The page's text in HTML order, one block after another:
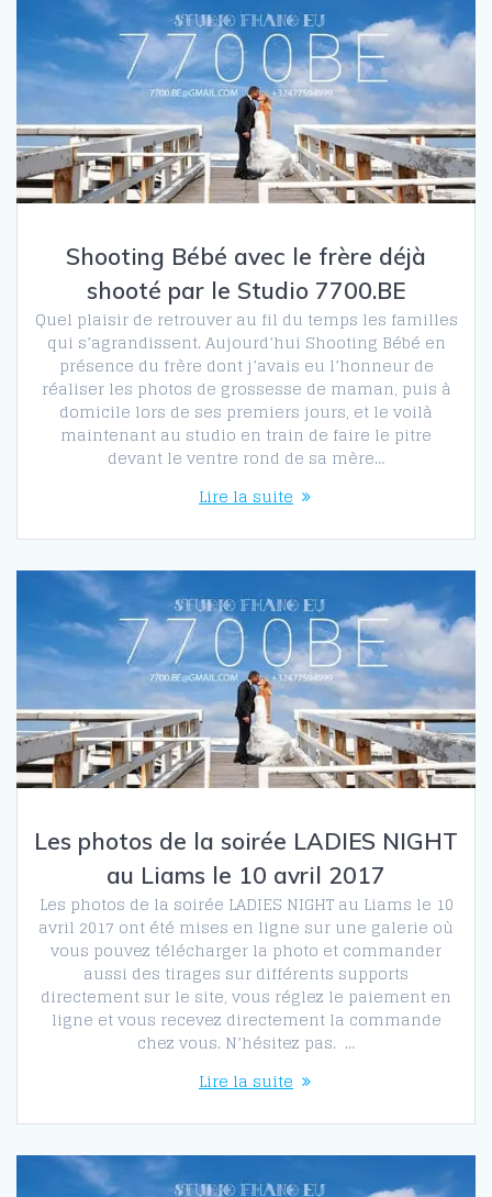
Shooting Bébé avec le frère déjà
shooté par le Studio 7700.BE
Quel plaisir de retrouver au fil du temps les familles
qui s’agrandissent. Aujourd’hui Shooting Bébé en
présence du frère dont j’avais eu l’honneur de
réaliser les photos de grossesse de maman, puis à
domicile lors de ses premiers jours, et le voilà
maintenant au studio en train de faire le pitre
devant le ventre rond de sa mère…
Lire la suite
Les photos de la soirée LADIES NIGHT
au Liams le 10 avril 2017
Les photos de la soirée LADIES NIGHT au Liams le 10
avril 2017 ont été mises en ligne sur une galerie où
vous pouvez télécharger la photo et commander
aussi des tirages sur différents supports
directement sur le site, vous réglez le paiement en
ligne et vous recevez directement la commande
chez vous. N’hésitez pas. …
Lire la suite